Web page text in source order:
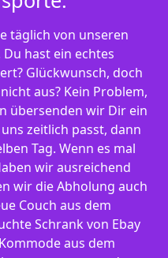
täglich von unseren
hast ein echtes
Glückwunsch, doch
aus? Kein Problem,
übersenden wir Dir ein
zeitlich passt, dann
Tag. Wenn es mal
wir ausreichend
wir die Abholung auch
Couch aus dem
Schrank von Ebay
aus dem